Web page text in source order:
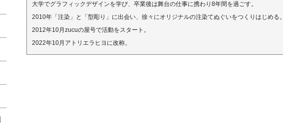
大学でグラフィックデザインを学び、卒業後は舞台の仕事に携わり8年間を過ごす。
2010年「注染」と「型彫り」に出会い、徐々にオリジナルの注染てぬぐいをつくりはじめる。
2012年10月zucuの屋号で活動をスタート。
2022年10月アトリエラヒヨに改称。